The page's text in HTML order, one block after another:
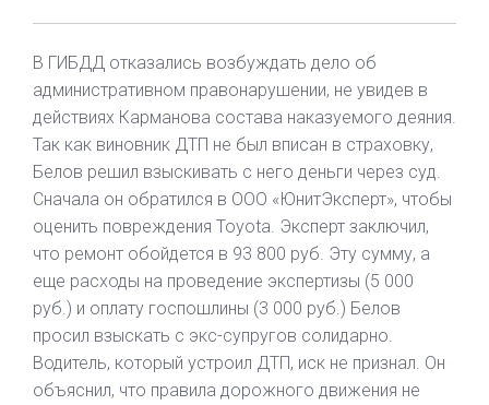
В ГИБДД отказались возбуждать дело об
административном правонарушении, не увидев в
действиях Карманова состава наказуемого деяния.
Так как виновник ДТП не был вписан в страховку,
Белов решил взыскивать с него деньги через суд.
Сначала он обратился в ООО «ЮнитЭксперт», чтобы
оценить повреждения Toyota. Эксперт заключил,
что ремонт обойдется в 93 800 руб. Эту сумму, а
еще расходы на проведение экспертизы (5 000
руб.) и оплату госпошлины (3 000 руб.) Белов
просил взыскать с экс-супругов солидарно.
Водитель, который устроил ДТП, иск не признал. Он
объяснил, что правила дорожного движения не